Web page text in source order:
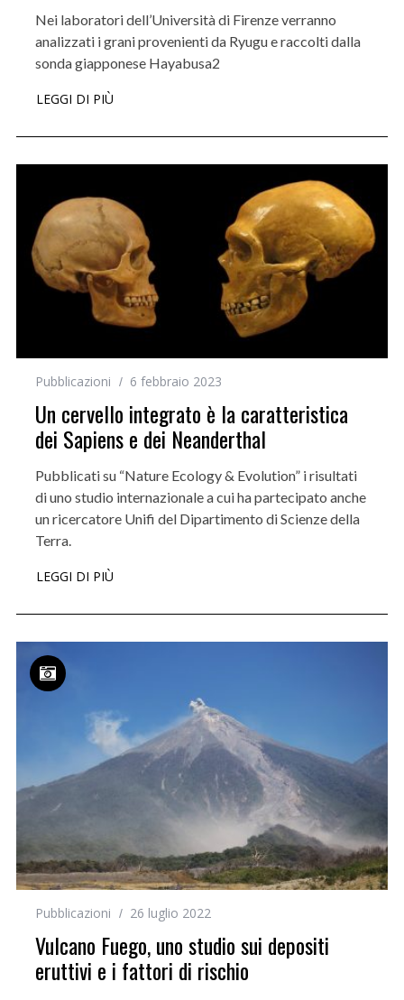
Nei laboratori dell’Università di Firenze verranno
analizzati i grani provenienti da Ryugu e raccolti dalla
sonda giapponese Hayabusa2
LEGGI DI PIÙ
Pubblicazioni 6 febbraio 2023
Un cervello integrato è la caratteristica
dei Sapiens e dei Neanderthal
Pubblicati su “Nature Ecology & Evolution” i risultati
di uno studio internazionale a cui ha partecipato anche
un ricercatore Unifi del Dipartimento di Scienze della
Terra.
LEGGI DI PIÙ
Pubblicazioni 26 luglio 2022
Vulcano Fuego, uno studio sui depositi
eruttivi e i fattori di rischio